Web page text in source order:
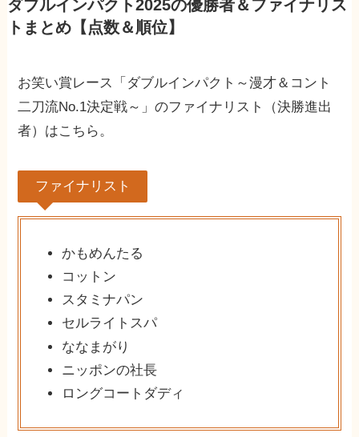
ダブルインパクト2025の優勝者＆ファイナリス
トまとめ【点数＆順位】
お笑い賞レース「ダブルインパクト～漫才＆コント
二刀流No.1決定戦～」のファイナリスト（決勝進出
者）はこちら。
ファイナリスト
かもめんたる
コットン
スタミナパン
セルライトスパ
ななまがり
ニッポンの社長
ロングコートダディ